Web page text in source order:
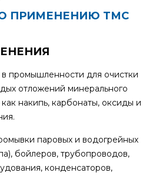
ПРИМЕНЕНИЮ ТМС
промышленности для очистки
отложений минерального
накипь, карбонаты, оксиды и
паровых и водогрейных
бойлеров, трубопроводов,
конденсаторов,